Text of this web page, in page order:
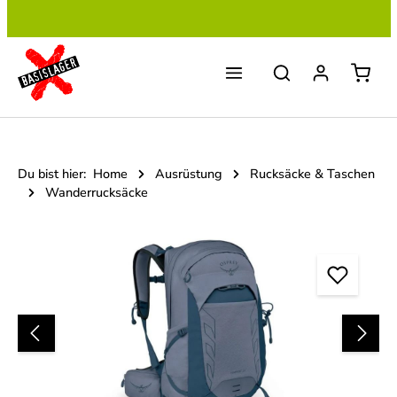
Du bist hier: Home Ausrüstung
Rucksäcke & Taschen
Wanderrucksäcke
Bildergalerie überspringen